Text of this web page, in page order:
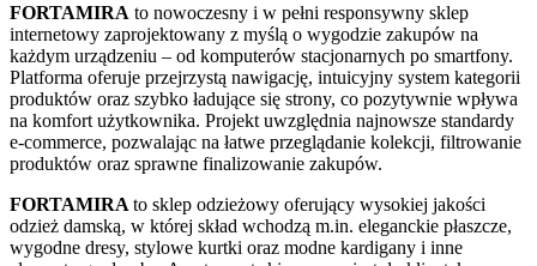
FORTAMIRA to nowoczesny i w pełni responsywny sklep
internetowy zaprojektowany z myślą o wygodzie zakupów na
każdym urządzeniu – od komputerów stacjonarnych po smartfony.
Platforma oferuje przejrzystą nawigację, intuicyjny system kategorii
produktów oraz szybko ładujące się strony, co pozytywnie wpływa
na komfort użytkownika. Projekt uwzględnia najnowsze standardy
e-commerce, pozwalając na łatwe przeglądanie kolekcji, filtrowanie
produktów oraz sprawne finalizowanie zakupów.
FORTAMIRA to sklep odzieżowy oferujący wysokiej jakości
odzież damską, w której skład wchodzą m.in. eleganckie płaszcze,
wygodne dresy, stylowe kurtki oraz modne kardigany i inne